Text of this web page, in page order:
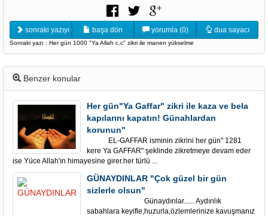
sonraki yazıyı oku başa dön yorumla (0) dua sayacı
Sonraki yazı : Her gün 1000 "Ya Allah c.c" zikri ile manen yükselme
Benzer konular
Her gün"Ya Gaffar" zikri ile kaza ve bela
kapılarını kapatın! Günahlardan
korunun"
EL-GAFFAR isminin zikrini her gün" 1281
kere Ya GAFFAR" şeklinde zikretmeye devam eder
ise Yüce Allah'ın himayesine girer.her türlü ...
GÜNAYDINLAR "Çok güzel bir gün
sizlerle olsun"
Günaydınlar...... Aydınlık
sabahlara keyifle,huzurla,özlemlerinize kavuşmanız